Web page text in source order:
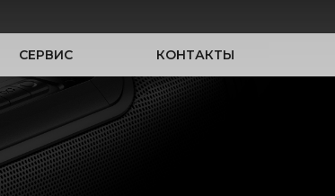
СЕРВИС КОНТАКТЫ